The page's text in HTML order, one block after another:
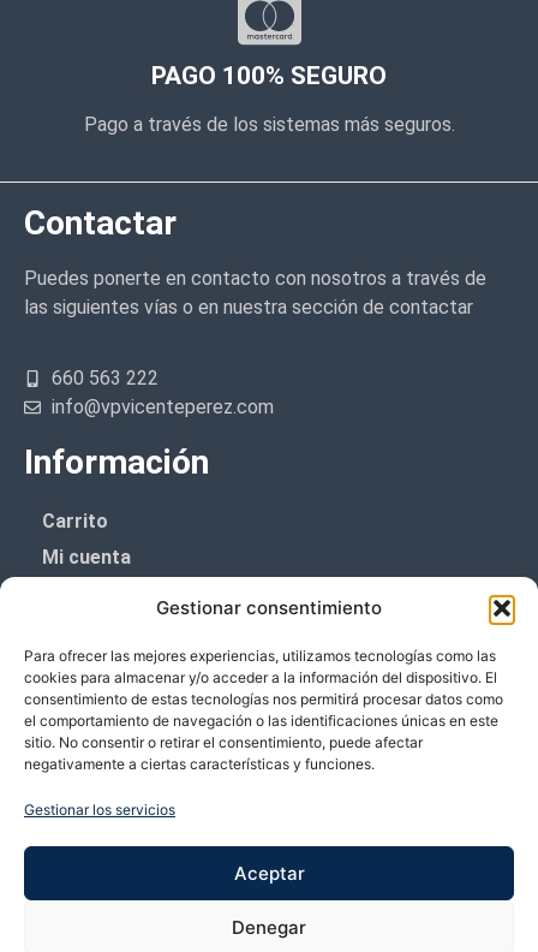
Gestionar consentimiento
Para ofrecer las mejores experiencias, utilizamos tecnologías como las
cookies para almacenar y/o acceder a la información del dispositivo. El
consentimiento de estas tecnologías nos permitirá procesar datos como
el comportamiento de navegación o las identificaciones únicas en este
sitio. No consentir o retirar el consentimiento, puede afectar
negativamente a ciertas características y funciones.
Gestionar los servicios
Aceptar
Denegar
PAGO 100% SEGURO
Pago a través de los sistemas más seguros.
Contactar
Puedes ponerte en contacto con nosotros a través de
las siguientes vías o en nuestra sección de contactar
660 563 222
info@vpvicenteperez.com
Información
Carrito
Mi cuenta
Política de cookies (UE)
Boletín de noticias
¡¡Suscríbete y prometemos no dar mucho el
Te enviaremos sólo cosas importantes.